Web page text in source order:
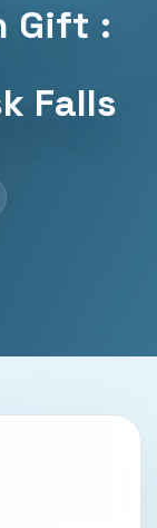
Gift :
Falls